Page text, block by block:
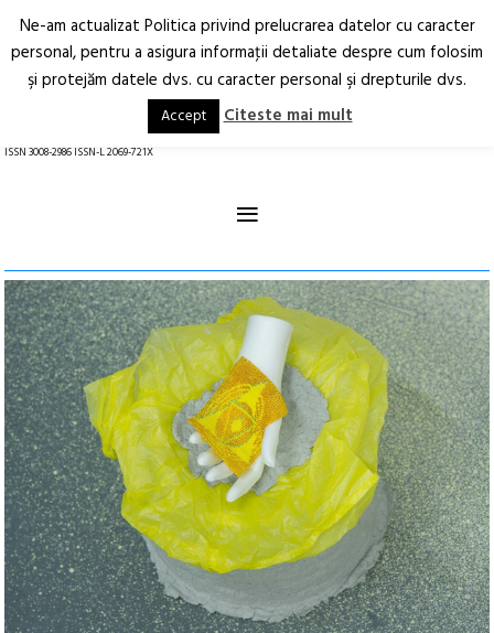
Arhitectură.
Oraș.
RO EN
ISSN 3008-2986 ISSN-L 2069-721X
≡
Ne-am actualizat Politica privind prelucrarea datelor cu caracter
personal, pentru a asigura informaţii detaliate despre cum folosim
şi protejăm datele dvs. cu caracter personal şi drepturile dvs.
Accept Citeste mai mult